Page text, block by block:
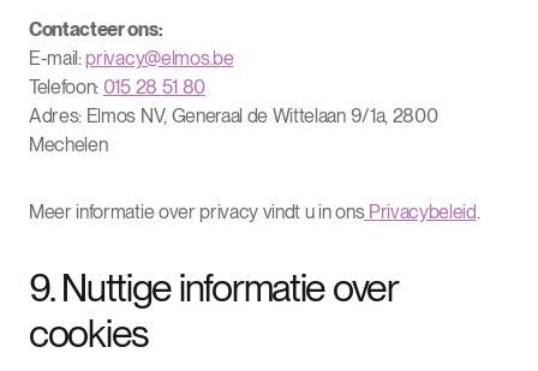
Contacteer ons:
E-mail: privacy@elmos.be
Telefoon: 015 28 51 80
Adres: Elmos NV, Generaal de Wittelaan 9/1a, 2800
Mechelen
Meer informatie over privacy vindt u in onsPrivacybeleid.
9. Nuttige informatie over
cookies